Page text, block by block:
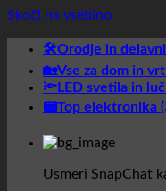
Skoči na vsebino
🛠️Orodje in
🏡Vse za dom in
🔦LED svetila in
📟Top elektronika
Usmeri SnapChat